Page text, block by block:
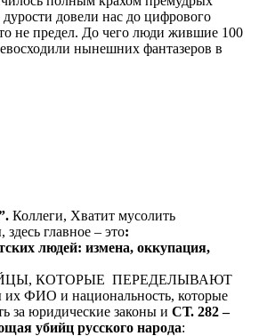
довели нас до цифрового
не предел. До чего люди жившие 100
нынешних фантазеров в
Коллеги, Хватит мусолить
главное – это:
людей: измена, оккупация,
КОТОРЫЕ ПЕРЕДЕЛЫВАЮТ
ФИО и национальность, которые
за юридические законы и СТ. 282 –
убийц русского народа: